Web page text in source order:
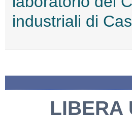
industriali di
LIBERA